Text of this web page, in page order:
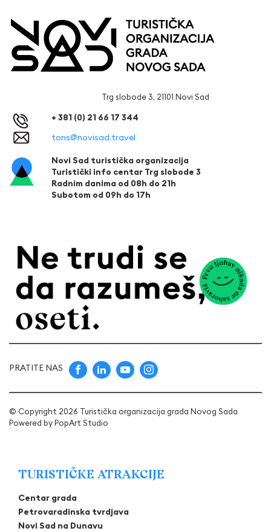
Trg slobode 3, 21101 Novi Sad
+ 381 (0) 21 66 17 344
tons@novisad.travel
Novi Sad turistička organizacija
Turistički info centar Trg slobode 3
Radnim danima od 08h do 21h
Subotom od 09h do 17h
PRATITE NAS
© Copyright 2026 Turistička organizacija grada Novog Sada
Powered byPopArt Studio
TURISTIČKE ATRAKCIJE
Centar grada
Petrovaradinska tvrdjava
Novi Sad na Dunavu